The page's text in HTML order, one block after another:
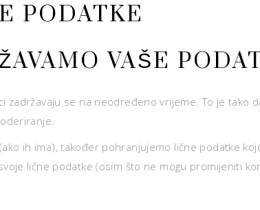
PODATKE
VAŠE
zadržavaju se na neodređeno vrijeme. To je tako
ih ima), također pohranjujemo lične podatke
lične podatke (osim što ne mogu promijeniti